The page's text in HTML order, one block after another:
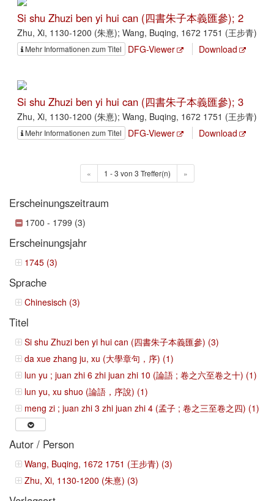
Si shu Zhuzi ben yi hui can (四書朱子本義匯參); 2
Zhu, Xi, 1130-1200 (朱憙); Wang, Buqing, 1672 1751 (王步青)
Mehr Informationen zum Titel DFG-Viewer Download
Si shu Zhuzi ben yi hui can (四書朱子本義匯參); 3
Zhu, Xi, 1130-1200 (朱憙); Wang, Buqing, 1672 1751 (王步青)
Mehr Informationen zum Titel DFG-Viewer Download
« 1 - 3 von 3 Treffer(n) »
Erscheinungszeitraum
1700 - 1799 (3)
Erscheinungsjahr
1745 (3)
Sprache
Chinesisch (3)
Titel
Si shu Zhuzi ben yi hui can (四書朱子本義匯參) (3)
da xue zhang ju, xu (大學章句，序) (1)
lun yu ; juan zhi 6 zhi juan zhi 10 (論語 ; 卷之六至卷之十) (1)
lun yu, xu shuo (論語，序說) (1)
meng zi ; juan zhi 3 zhi juan zhi 4 (孟子 ; 卷之三至卷之四) (1)
Autor / Person
Wang, Buqing, 1672 1751 (王步青) (3)
Zhu, Xi, 1130-1200 (朱憙) (3)